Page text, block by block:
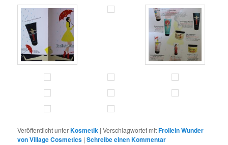
Veröffentlicht unterKosmetik |Verschlagwortet mitFrollein Wunder
von Village Cosmetics |Schreibe einen Kommentar